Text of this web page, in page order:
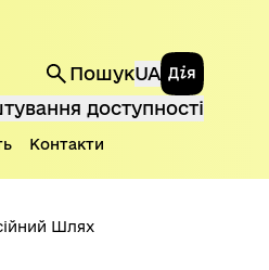
ПошукUAДержавні
доступності
Контакти
Шлях